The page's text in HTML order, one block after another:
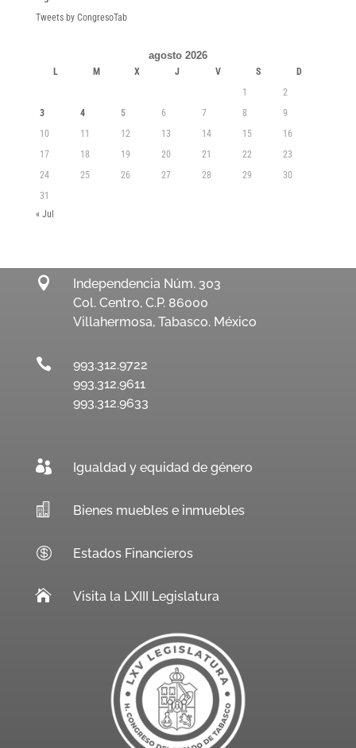
Tweets by CongresoTab
agosto 2026
L M X J V S
D
1
2
3
4 5 6 7 8
9
10
11 12 13 14 15
16
17
18 19 20 21 22
23
24
25 26 27 28 29
30
31
« Jul

Independencia Núm. 303
Col. Centro, C.P. 86000
Villahermosa, Tabasco. México

993.312.9722
993.312.9611
993.312.9633
 Igualdad y equidad de género
 Bienes muebles e inmuebles
 Estados Financieros
 Visita la LXIII Legislatura